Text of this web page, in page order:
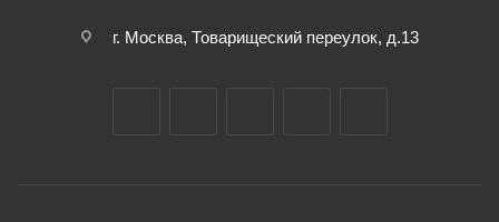
г. Москва, Товарищеский переулок, д.13